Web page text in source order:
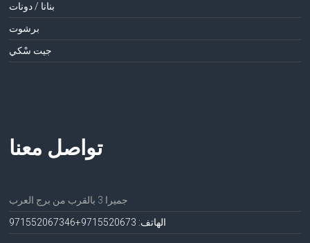
بنانا / دونات
برشوت
جيت سْكي
تواصل معنا
جميرا 3 بالقرب من برج العرب
الهاتف: 971552067 3+971552067346